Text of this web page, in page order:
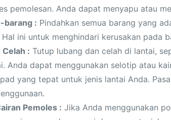
pemolesan. Anda dapat menyapu atau
barang : Pindahkan semua barang yang
ini untuk menghindari kerusakan pada
: Tutup lubang dan celah di lantai,
Anda dapat menggunakan selotip atau
yang tepat untuk jenis lantai Anda.
Pemoles : Jika Anda menggunakan